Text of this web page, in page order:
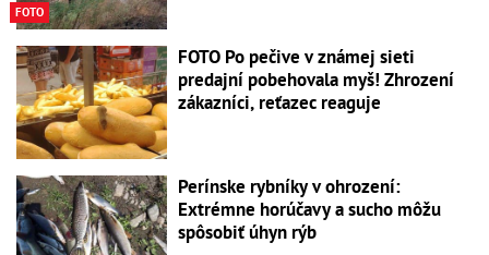
FOTO
FOTO Po pečive v známej sieti
predajní pobehovala myš! Zhrození
zákazníci, reťazec reaguje
Perínske rybníky v ohrození:
Extrémne horúčavy a sucho môžu
spôsobiť úhyn rýb